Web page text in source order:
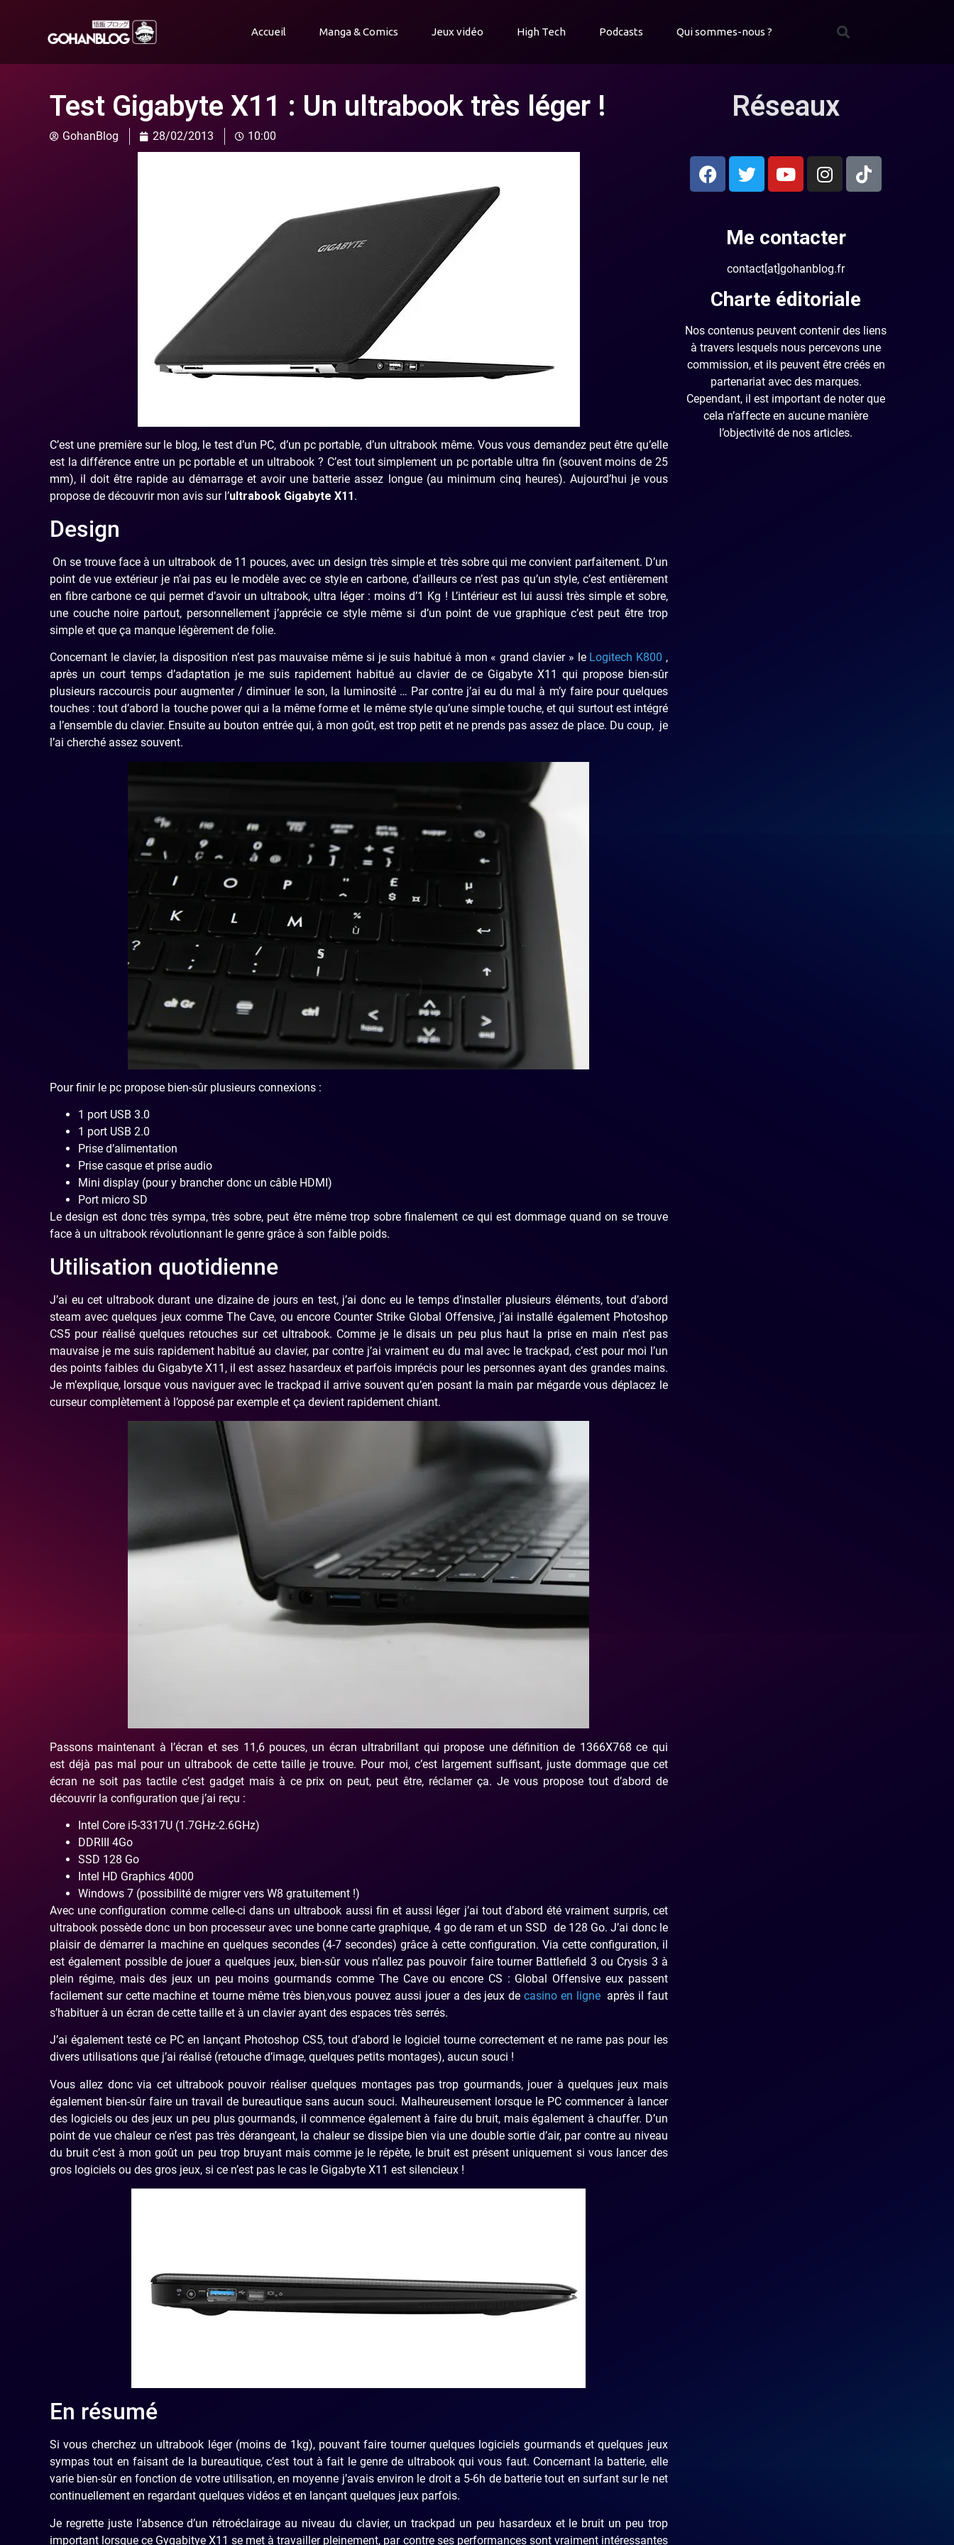
Accueil Manga & Comics Jeux vidéo High Tech Podcasts Qui sommes-nous ?
Test Gigabyte X11 : Un ultrabook très léger !
GohanBlog 28/02/2013 10:00
C’est une première sur le blog, le test d’un PC, d’un pc portable, d’un ultrabook même. Vous vous demandez peut être qu’elle
est la différence entre un pc portable et un ultrabook ? C’est tout simplement un pc portable ultra fin (souvent moins de 25
mm), il doit être rapide au démarrage et avoir une batterie assez longue (au minimum cinq heures). Aujourd’hui je vous
propose de découvrir mon avis sur l’ultrabook Gigabyte X11 .
Design
On se trouve face à un ultrabook de 11 pouces, avec un design très simple et très sobre qui me convient parfaitement. D’un
point de vue extérieur je n’ai pas eu le modèle avec ce style en carbone, d’ailleurs ce n’est pas qu’un style, c’est entièrement
en fibre carbone ce qui permet d’avoir un ultrabook, ultra léger : moins d’1 Kg ! L’intérieur est lui aussi très simple et sobre,
une couche noire partout, personnellement j’apprécie ce style même si d’un point de vue graphique c’est peut être trop
simple et que ça manque légèrement de folie.
Concernant le clavier, la disposition n’est pas mauvaise même si je suis habitué à mon « grand clavier » le Logitech K800 ,
après un court temps d’adaptation je me suis rapidement habitué au clavier de ce Gigabyte X11 qui propose bien-sûr
plusieurs raccourcis pour augmenter / diminuer le son, la luminosité … Par contre j’ai eu du mal à m’y faire pour quelques
touches : tout d’abord la touche power qui a la même forme et le même style qu’une simple touche, et qui surtout est intégré
a l’ensemble du clavier. Ensuite au bouton entrée qui, à mon goût, est trop petit et ne prends pas assez de place. Du coup, je
l’ai cherché assez souvent.
Pour finir le pc propose bien-sûr plusieurs connexions :
1 port USB 3.0
1 port USB 2.0
Prise d’alimentation
Prise casque et prise audio
Mini display (pour y brancher donc un câble HDMI)
Port micro SD
Le design est donc très sympa, très sobre, peut être même trop sobre finalement ce qui est dommage quand on se trouve
face à un ultrabook révolutionnant le genre grâce à son faible poids.
Utilisation quotidienne
J’ai eu cet ultrabook durant une dizaine de jours en test, j’ai donc eu le temps d’installer plusieurs éléments, tout d’abord
steam avec quelques jeux comme The Cave, ou encore Counter Strike Global Offensive, j’ai installé également Photoshop
CS5 pour réalisé quelques retouches sur cet ultrabook. Comme je le disais un peu plus haut la prise en main n’est pas
mauvaise je me suis rapidement habitué au clavier, par contre j’ai vraiment eu du mal avec le trackpad, c’est pour moi l’un
des points faibles du Gigabyte X11, il est assez hasardeux et parfois imprécis pour les personnes ayant des grandes mains.
Je m’explique, lorsque vous naviguer avec le trackpad il arrive souvent qu’en posant la main par mégarde vous déplacez le
curseur complètement à l’opposé par exemple et ça devient rapidement chiant.
Passons maintenant à l’écran et ses 11,6 pouces, un écran ultrabrillant qui propose une définition de 1366X768 ce qui
est déjà pas mal pour un ultrabook de cette taille je trouve. Pour moi, c’est largement suffisant, juste dommage que cet
écran ne soit pas tactile c’est gadget mais à ce prix on peut, peut être, réclamer ça. Je vous propose tout d’abord de
découvrir la configuration que j’ai reçu :
Intel Core i5-3317U (1.7GHz-2.6GHz)
DDRIII 4Go
SSD 128 Go
Intel HD Graphics 4000
Windows 7 (possibilité de migrer vers W8 gratuitement !)
Avec une configuration comme celle-ci dans un ultrabook aussi fin et aussi léger j’ai tout d’abord été vraiment surpris, cet
ultrabook possède donc un bon processeur avec une bonne carte graphique, 4 go de ram et un SSD de 128 Go. J’ai donc le
plaisir de démarrer la machine en quelques secondes (4-7 secondes) grâce à cette configuration. Via cette configuration, il
est également possible de jouer a quelques jeux, bien-sûr vous n’allez pas pouvoir faire tourner Battlefield 3 ou Crysis 3 à
plein régime, mais des jeux un peu moins gourmands comme The Cave ou encore CS : Global Offensive eux passent
facilement sur cette machine et tourne même très bien,vous pouvez aussi jouer a des jeux de casino en ligneaprès il faut
s’habituer à un écran de cette taille et à un clavier ayant des espaces très serrés.
J’ai également testé ce PC en lançant Photoshop CS5, tout d’abord le logiciel tourne correctement et ne rame pas pour les
divers utilisations que j’ai réalisé (retouche d’image, quelques petits montages), aucun souci !
Vous allez donc via cet ultrabook pouvoir réaliser quelques montages pas trop gourmands, jouer à quelques jeux mais
également bien-sûr faire un travail de bureautique sans aucun souci. Malheureusement lorsque le PC commencer à lancer
des logiciels ou des jeux un peu plus gourmands, il commence également à faire du bruit, mais également à chauffer. D’un
point de vue chaleur ce n’est pas très dérangeant, la chaleur se dissipe bien via une double sortie d’air, par contre au niveau
du bruit c’est à mon goût un peu trop bruyant mais comme je le répète, le bruit est présent uniquement si vous lancer des
gros logiciels ou des gros jeux, si ce n’est pas le cas le Gigabyte X11 est silencieux !
En résumé
Si vous cherchez un ultrabook léger (moins de 1kg), pouvant faire tourner quelques logiciels gourmands et quelques jeux
sympas tout en faisant de la bureautique, c’est tout à fait le genre de ultrabook qui vous faut. Concernant la batterie, elle
varie bien-sûr en fonction de votre utilisation, en moyenne j’avais environ le droit a 5-6h de batterie tout en surfant sur le net
continuellement en regardant quelques vidéos et en lançant quelques jeux parfois.
Je regrette juste l’absence d’un rétroéclairage au niveau du clavier, un trackpad un peu hasardeux et le bruit un peu trop
important lorsque ce Gygabitye X11 se met à travailler pleinement, par contre ses performances sont vraiment intéressantes
Réseaux
Me contacter
contact[at]gohanblog.fr
Charte éditoriale
Nos contenus peuvent contenir des liens
à travers lesquels nous percevons une
commission, et ils peuvent être créés en
partenariat avec des marques.
Cependant, il est important de noter que
cela n’affecte en aucune manière
l’objectivité de nos articles.